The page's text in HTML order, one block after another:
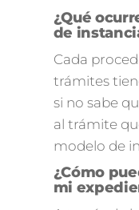
¿Qué
de
Cada
trámites
si no sabe
al trámite
modelo de
¿Cómo
mi